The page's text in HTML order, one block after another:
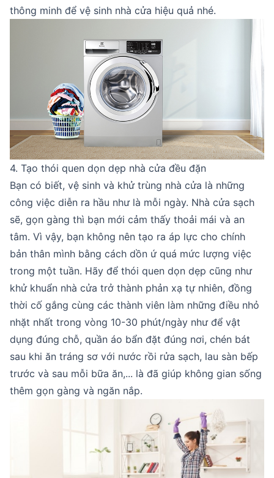
thông minh để vệ sinh nhà cửa hiệu quả nhé.
4. Tạo thói quen dọn dẹp nhà cửa đều đặn
Bạn có biết, vệ sinh và khử trùng nhà cửa là những
công việc diễn ra hầu như là mỗi ngày. Nhà cửa sạch
sẽ, gọn gàng thì bạn mới cảm thấy thoải mái và an
tâm. Vì vậy, bạn không nên tạo ra áp lực cho chính
bản thân mình bằng cách dồn ứ quá mức lượng việc
trong một tuần. Hãy để thói quen dọn dẹp cũng như
khử khuẩn nhà cửa trở thành phản xạ tự nhiên, đồng
thời cố gắng cùng các thành viên làm những điều nhỏ
nhặt nhất trong vòng 10-30 phút/ngày như để vật
dụng đúng chỗ, quần áo bẩn đặt đúng nơi, chén bát
sau khi ăn tráng sơ với nước rồi rửa sạch, lau sàn bếp
trước và sau mỗi bữa ăn,... là đã giúp không gian sống
thêm gọn gàng và ngăn nắp.